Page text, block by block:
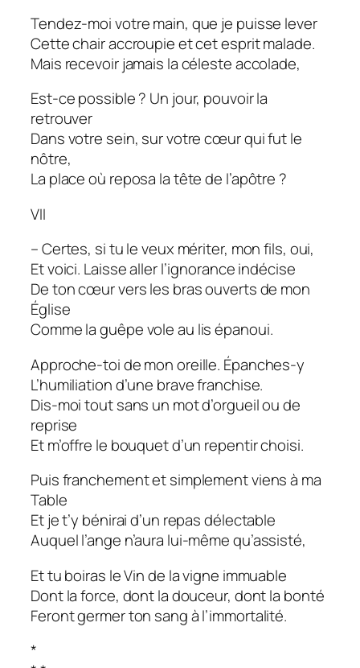
Tendez-moi votre main, que je puisse lever
Cette chair accroupie et cet esprit malade.
Mais recevoir jamais la céleste accolade,
Est-ce possible ? Un jour, pouvoir la
retrouver
Dans votre sein, sur votre cœur qui fut le
nôtre,
La place où reposa la tête de l’apôtre ?
VII
– Certes, si tu le veux mériter, mon fils, oui,
Et voici. Laisse aller l’ignorance indécise
De ton cœur vers les bras ouverts de mon
Église
Comme la guêpe vole au lis épanoui.
Approche-toi de mon oreille. Épanches-y
L’humiliation d’une brave franchise.
Dis-moi tout sans un mot d’orgueil ou de
reprise
Et m’offre le bouquet d’un repentir choisi.
Puis franchement et simplement viens à ma
Table
Et je t’y bénirai d’un repas délectable
Auquel l’ange n’aura lui-même qu’assisté,
Et tu boiras le Vin de la vigne immuable
Dont la force, dont la douceur, dont la bonté
Feront germer ton sang à l’immortalité.
*